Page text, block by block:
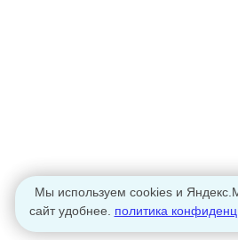
Мы используем cookies и
сайт удобнее. политика